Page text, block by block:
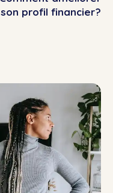
son profil financier?